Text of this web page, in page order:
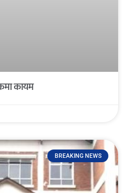
कायम
BREAKING NEWS